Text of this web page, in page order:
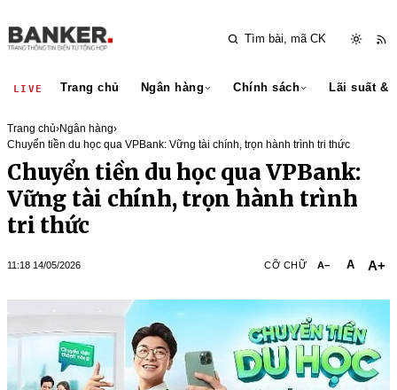
LIVE Trang chủ Ngân hàng Chính sách Lãi suất &
Trang chủ›Ngân hàng›
Chuyển tiền du học qua VPBank: Vững tài chính, trọn hành trình tri thức
Chuyển tiền du học qua VPBank:
Vững tài chính, trọn hành trình
tri thức
11:18 14/05/2026 CỠ CHỮ A− A A+